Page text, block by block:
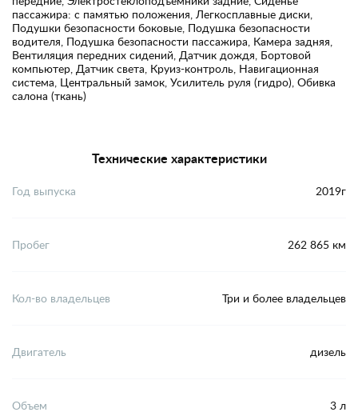
пассажира: с памятью положения, Легкосплавные диски,
Подушки безопасности боковые, Подушка безопасности
водителя, Подушка безопасности пассажира, Камера задняя,
Вентиляция передних сидений, Датчик дождя, Бортовой
компьютер, Датчик света, Круиз-контроль, Навигационная
система, Центральный замок, Усилитель руля (гидро), Обивка
салона (ткань)
Технические характеристики
Год выпуска 2019г
Пробег 262 865 км
Кол-во владельцев Три и более владельцев
Двигатель дизель
Объем 3 л